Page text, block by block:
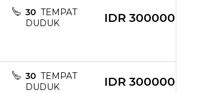
30 TEMPAT
DUDUK
IDR 300000
30 TEMPAT
DUDUK
IDR 300000